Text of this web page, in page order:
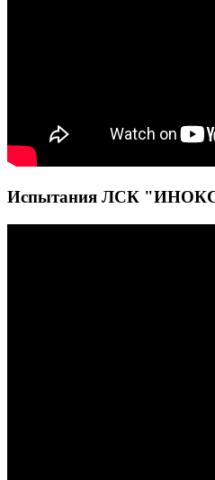
Испытания ЛСК